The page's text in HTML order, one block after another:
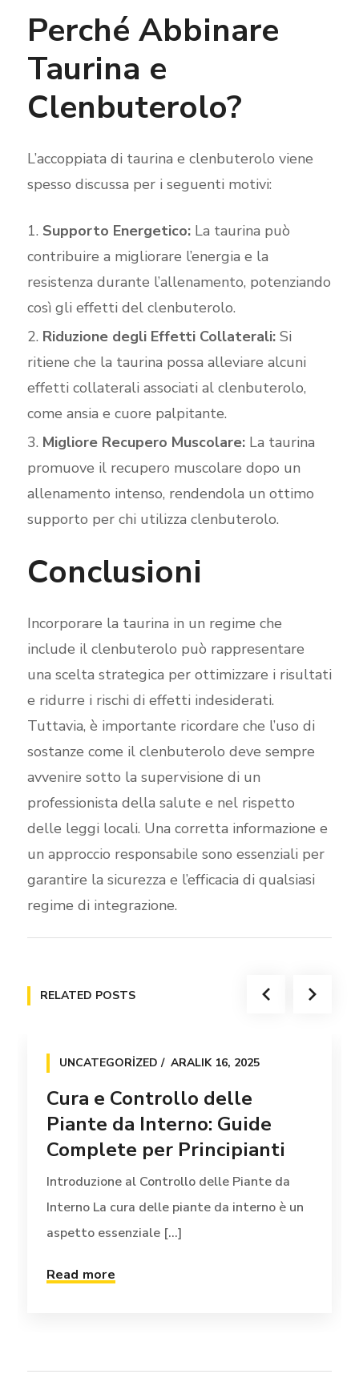
Perché Abbinare
Taurina e
Clenbuterolo?
L’accoppiata di taurina e clenbuterolo viene
spesso discussa per i seguenti motivi:
Supporto Energetico:La taurina può
contribuire a migliorare l’energia e la
resistenza durante l’allenamento, potenziando
così gli effetti del clenbuterolo.
Riduzione degli Effetti Collaterali:Si
ritiene che la taurina possa alleviare alcuni
effetti collaterali associati al clenbuterolo,
come ansia e cuore palpitante.
Migliore Recupero Muscolare:La taurina
promuove il recupero muscolare dopo un
allenamento intenso, rendendola un ottimo
supporto per chi utilizza clenbuterolo.
Conclusioni
Incorporare la taurina in un regime che
include il clenbuterolo può rappresentare
una scelta strategica per ottimizzare i risultati
e ridurre i rischi di effetti indesiderati.
Tuttavia, è importante ricordare che l’uso di
sostanze come il clenbuterolo deve sempre
avvenire sotto la supervisione di un
professionista della salute e nel rispetto
delle leggi locali. Una corretta informazione e
un approccio responsabile sono essenziali per
garantire la sicurezza e l’efficacia di qualsiasi
regime di integrazione.
RELATED POSTS
UNCATEGORIZED ARALIK 16, 2025
Cura e Controllo delle
Piante da Interno: Guide
Complete per Principianti
Introduzione al Controllo delle Piante da
Interno La cura delle piante da interno è un
aspetto essenziale [...]
Read more